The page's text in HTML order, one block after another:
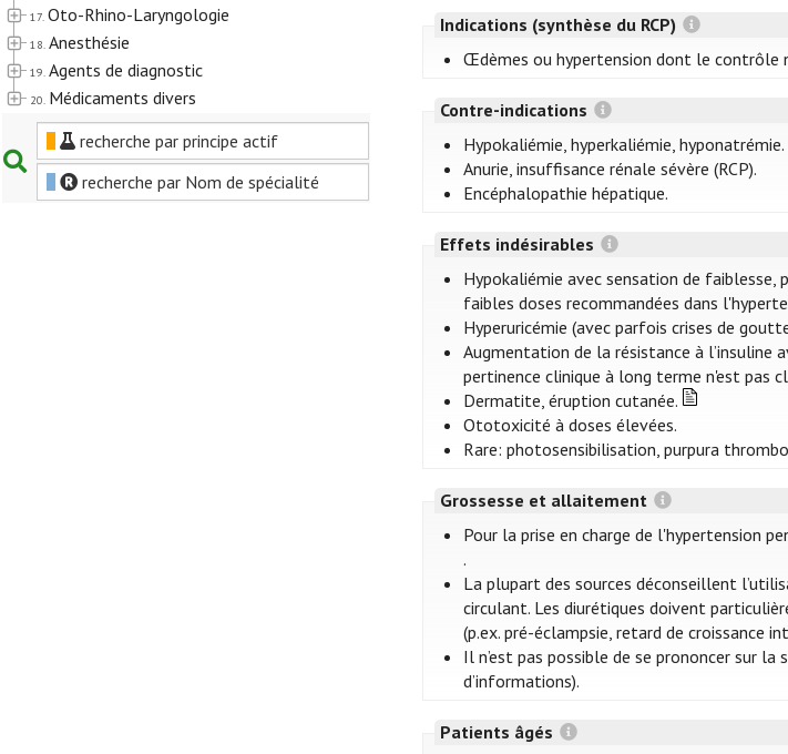
17. Oto-Rhino-Laryngologie
18. Anesthésie
19. Agents de diagnostic
20. Médicaments divers
recherche par principe actif
recherche par Nom de spécialité
Indications (synthèse du RCP)
Œdèmes ou hypertension dont le contrôle
Contre-indications
Hypokaliémie, hyperkaliémie, hyponatrémie.
Anurie, insuffisance rénale sévère (RCP).
Encéphalopathie hépatique.
Effets indésirables
Hypokaliémie avec sensation de faiblesse,
faibles doses recommandées dans
Hyperuricémie (avec parfois crises de
Augmentation de la résistance à
pertinence clinique à long terme n'est pas
Dermatite, éruption cutanée.
Ototoxicité à doses élevées.
Rare: photosensibilisation, purpura
Grossesse et allaitement
Pour la prise en charge de l'hypertension
.
La plupart des sources déconseillent
circulant. Les diurétiques doivent
(p.ex. pré-éclampsie, retard de croissance
Il n’est pas possible de se prononcer sur
d’informations).
Patients âgés